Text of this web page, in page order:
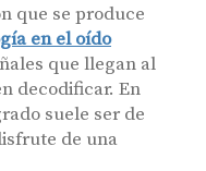
que se produce
en el oído
que llegan al
decodificar. En
suele ser de
de una